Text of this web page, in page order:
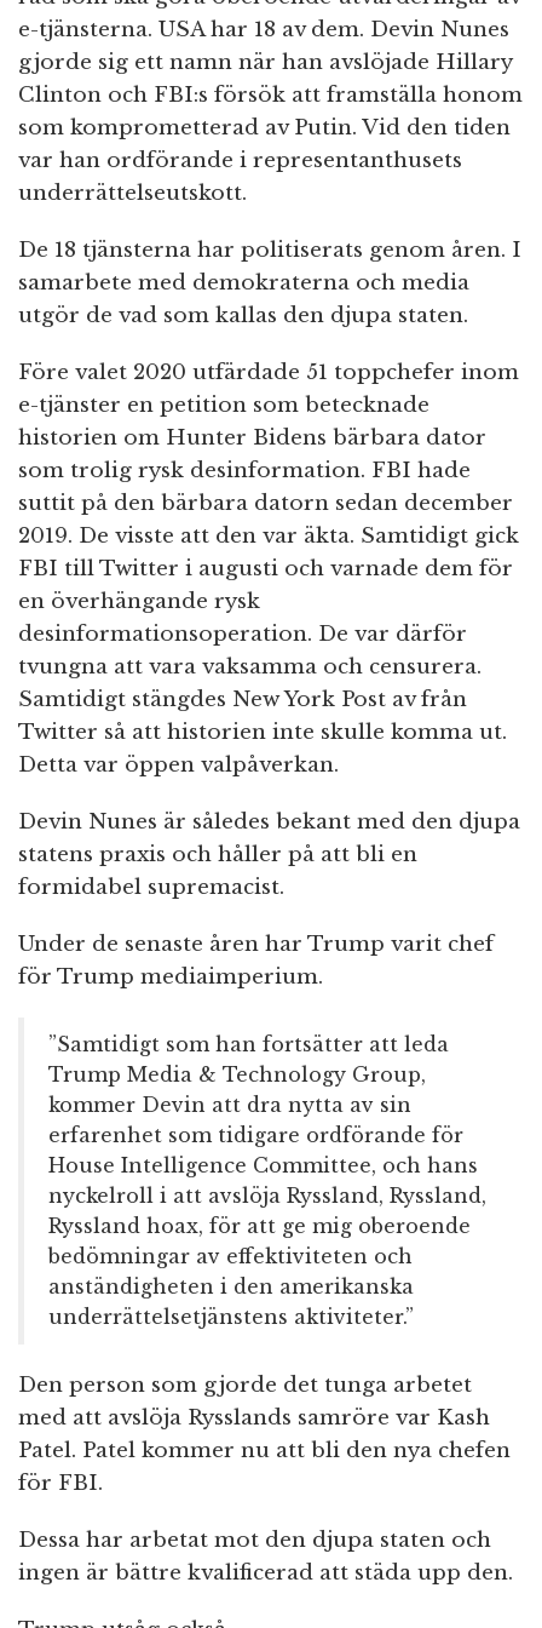
e-tjänsterna. USA har 18 av dem. Devin Nunes
gjorde sig ett namn när han avslöjade Hillary
Clinton och FBI:s försök att framställa honom
som komprometterad av Putin. Vid den tiden
var han ordförande i representanthusets
underrättelseutskott.
De 18 tjänsterna har politiserats genom åren. I
samarbete med demokraterna och media
utgör de vad som kallas den djupa staten.
Före valet 2020 utfärdade 51 toppchefer inom
e-tjänster en petition som betecknade
historien om Hunter Bidens bärbara dator
som trolig rysk desinformation. FBI hade
suttit på den bärbara datorn sedan december
2019. De visste att den var äkta. Samtidigt gick
FBI till Twitter i augusti och varnade dem för
en överhängande rysk
desinformationsoperation. De var därför
tvungna att vara vaksamma och censurera.
Samtidigt stängdes New York Post av från
Twitter så att historien inte skulle komma ut.
Detta var öppen valpåverkan.
Devin Nunes är således bekant med den djupa
statens praxis och håller på att bli en
formidabel supremacist.
Under de senaste åren har Trump varit chef
för Trump mediaimperium.
”Samtidigt som han fortsätter att leda
Trump Media & Technology Group,
kommer Devin att dra nytta av sin
erfarenhet som tidigare ordförande för
House Intelligence Committee, och hans
nyckelroll i att avslöja Ryssland, Ryssland,
Ryssland hoax, för att ge mig oberoende
bedömningar av effektiviteten och
anständigheten i den amerikanska
underrättelsetjänstens aktiviteter.”
Den person som gjorde det tunga arbetet
med att avslöja Rysslands samröre var Kash
Patel. Patel kommer nu att bli den nya chefen
för FBI.
Dessa har arbetat mot den djupa staten och
ingen är bättre kvalificerad att städa upp den.